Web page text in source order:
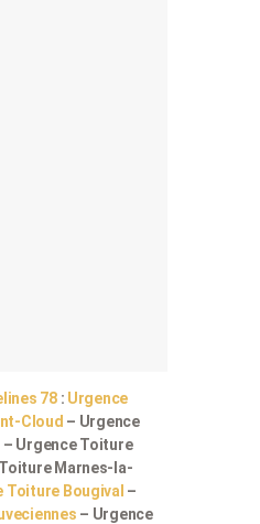
78: Urgence
Cloud – Urgence
Urgence Toiture
Marnes-la-
Toiture Bougival –
– Urgence